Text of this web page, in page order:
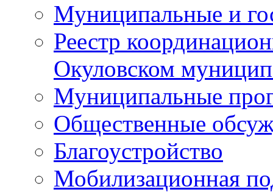
Муниципальные и
Реестр
Окуловском
Муниципальные
Общественные
Благоустройство
Мобилизационная